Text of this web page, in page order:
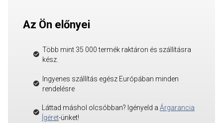
Az Ön előnyei
Több mint 35 000 termék raktáron és szállításra
kész.
Ingyenes szállítás egész Európában minden
rendelésre
Láttad máshol olcsóbban? Igényeld a Árgarancia
Ígéret-ünket!